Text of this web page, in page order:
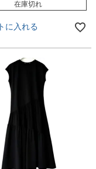
在庫切れ
に入れる